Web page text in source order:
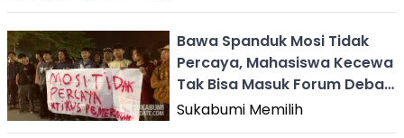
Bawa Spanduk Mosi Tidak
Percaya, Mahasiswa Kecewa
Tak Bisa Masuk Forum Debat
Pilbup Sukabumi
Sukabumi Memilih